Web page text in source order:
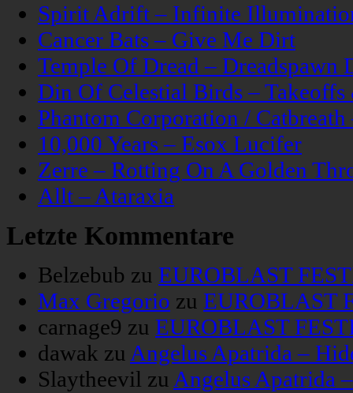
Spirit Adrift – Infinite
Cancer Bats – Give Me Dirt
Temple Of Dread – Dreadspawn
Din Of Celestial Birds –
Phantom Corporation /
10,000 Years – Esox Lucifer
Zerre – Rotting On A Golden
Allt – Ataraxia
Letzte Kommentare
Belzebub zu EUROBLAST
Max Gregorio zu EUROBLAST
carnage9 zu EUROBLAST
dawak zu Angelus Apatrida –
Slaytheevil zu Angelus Apatrida